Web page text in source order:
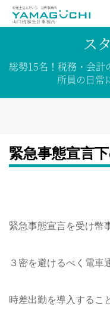
ス
総勢15名！ 税務・会計
所員の日常
緊急事態宣言
緊急事態宣言を受け幣
３密を避けるべく電車
時差出勤を導入するこ